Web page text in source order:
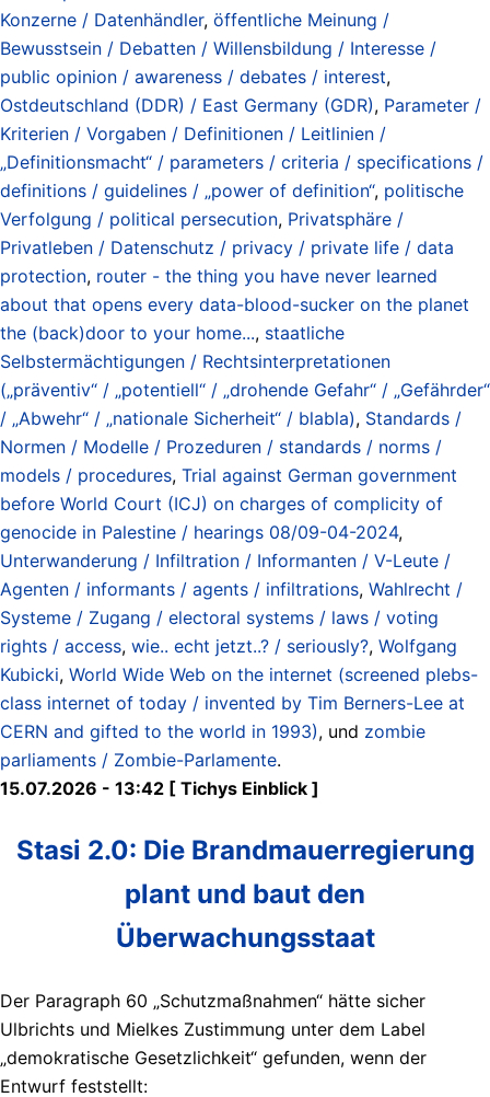
Konzerne / Datenhändler, öffentliche Meinung /
Bewusstsein / Debatten / Willensbildung / Interesse /
public opinion / awareness / debates / interest,
Ostdeutschland (DDR) / East Germany (GDR), Parameter /
Kriterien / Vorgaben / Definitionen / Leitlinien /
„Definitionsmacht“ / parameters / criteria / specifications /
definitions / guidelines / „power of definition“, politische
Verfolgung / political persecution, Privatsphäre /
Privatleben / Datenschutz / privacy / private life / data
protection, router - the thing you have never learned
about that opens every data-blood-sucker on the planet
the (back)door to your home..., staatliche
Selbstermächtigungen / Rechtsinterpretationen
(„präventiv“ / „potentiell“ / „drohende Gefahr“ / „Gefährder“
/ „Abwehr“ / „nationale Sicherheit“ / blabla), Standards /
Normen / Modelle / Prozeduren / standards / norms /
models / procedures, Trial against German government
before World Court (ICJ) on charges of complicity of
genocide in Palestine / hearings 08/09-04-2024,
Unterwanderung / Infiltration / Informanten / V-Leute /
Agenten / informants / agents / infiltrations, Wahlrecht /
Systeme / Zugang / electoral systems / laws / voting
rights / access, wie.. echt jetzt..? / seriously?, Wolfgang
Kubicki, World Wide Web on the internet (screened plebs-
class internet of today / invented by Tim Berners-Lee at
CERN and gifted to the world in 1993), und zombie
parliaments / Zombie-Parlamente.
15.07.2026 - 13:42 [ Tichys Einblick ]
Stasi 2.0: Die Brandmauerregierung
plant und baut den
Überwachungsstaat
Der Paragraph 60 „Schutzmaßnahmen“ hätte sicher
Ulbrichts und Mielkes Zustimmung unter dem Label
„demokratische Gesetzlichkeit“ gefunden, wenn der
Entwurf feststellt: